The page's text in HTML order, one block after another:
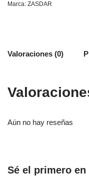
Marca: ZASDAR
Valoraciones (0)
Aún no hay reseñas
Sé el primero en